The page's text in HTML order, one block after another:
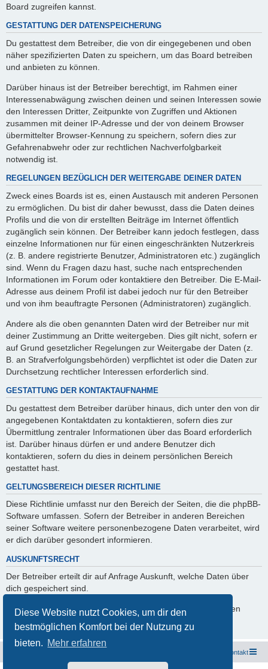
Diese Website nutzt Cookies, um dir den
bestmöglichen Komfort bei der Nutzung zu
bieten. Mehr erfahren
Board zugreifen kannst.
GESTATTUNG DER DATENSPEICHERUNG
Du gestattest dem Betreiber, die von dir eingegebenen und oben
näher spezifizierten Daten zu speichern, um das Board betreiben
und anbieten zu können.
Darüber hinaus ist der Betreiber berechtigt, im Rahmen einer
Interessenabwägung zwischen deinen und seinen Interessen sowie
den Interessen Dritter, Zeitpunkte von Zugriffen und Aktionen
zusammen mit deiner IP-Adresse und der von deinem Browser
übermittelter Browser-Kennung zu speichern, sofern dies zur
Gefahrenabwehr oder zur rechtlichen Nachverfolgbarkeit
notwendig ist.
REGELUNGEN BEZÜGLICH DER WEITERGABE DEINER DATEN
Zweck eines Boards ist es, einen Austausch mit anderen Personen
zu ermöglichen. Du bist dir daher bewusst, dass die Daten deines
Profils und die von dir erstellten Beiträge im Internet öffentlich
zugänglich sein können. Der Betreiber kann jedoch festlegen, dass
einzelne Informationen nur für einen eingeschränkten Nutzerkreis
(z. B. andere registrierte Benutzer, Administratoren etc.) zugänglich
sind. Wenn du Fragen dazu hast, suche nach entsprechenden
Informationen im Forum oder kontaktiere den Betreiber. Die E-Mail-
Adresse aus deinem Profil ist dabei jedoch nur für den Betreiber
und von ihm beauftragte Personen (Administratoren) zugänglich.
Andere als die oben genannten Daten wird der Betreiber nur mit
deiner Zustimmung an Dritte weitergeben. Dies gilt nicht, sofern er
auf Grund gesetzlicher Regelungen zur Weitergabe der Daten (z.
B. an Strafverfolgungsbehörden) verpflichtet ist oder die Daten zur
Durchsetzung rechtlicher Interessen erforderlich sind.
GESTATTUNG DER KONTAKTAUFNAHME
Du gestattest dem Betreiber darüber hinaus, dich unter den von dir
angegebenen Kontaktdaten zu kontaktieren, sofern dies zur
Übermittlung zentraler Informationen über das Board erforderlich
ist. Darüber hinaus dürfen er und andere Benutzer dich
kontaktieren, sofern du dies in deinem persönlichen Bereich
gestattet hast.
GELTUNGSBEREICH DIESER RICHTLINIE
Diese Richtlinie umfasst nur den Bereich der Seiten, die die phpBB-
Software umfassen. Sofern der Betreiber in anderen Bereichen
seiner Software weitere personenbezogene Daten verarbeitet, wird
er dich darüber gesondert informieren.
AUSKUNFTSRECHT
Der Betreiber erteilt dir auf Anfrage Auskunft, welche Daten über
dich gespeichert sind.
Du kannst jederzeit die Löschung bzw. Sperrung deiner Daten
verlangen. Kontaktiere hierzu bitte den Betreiber.
Kontakt